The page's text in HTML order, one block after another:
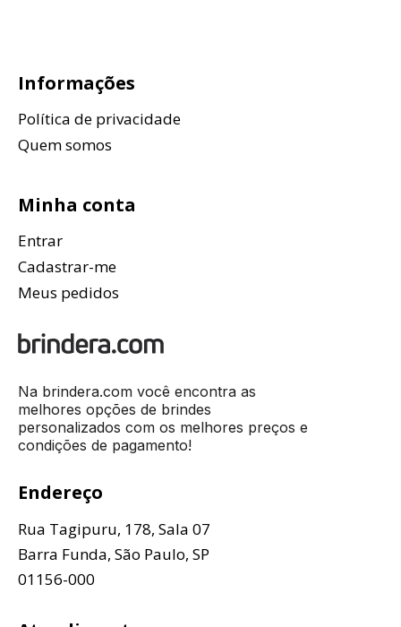
Informações
Política de privacidade
Quem somos
Minha conta
Entrar
Cadastrar-me
Meus pedidos
Na brindera.com você encontra as
melhores opções de brindes
personalizados com os melhores preços e
condições de pagamento!
Endereço
Rua Tagipuru, 178, Sala 07
Barra Funda, São Paulo, SP
01156-000